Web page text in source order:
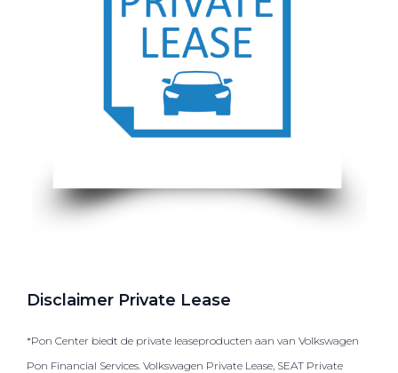
Disclaimer Private Lease
*Pon Center biedt de private leaseproducten aan van Volkswagen
Pon Financial Services. Volkswagen Private Lease, SEAT Private